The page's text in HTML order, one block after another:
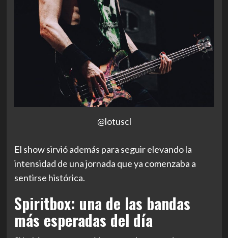
@lotuscl
El show sirvió además para seguir elevando la
intensidad de una jornada que ya comenzaba a
sentirse histórica.
Spiritbox: una de las bandas
más esperadas del día